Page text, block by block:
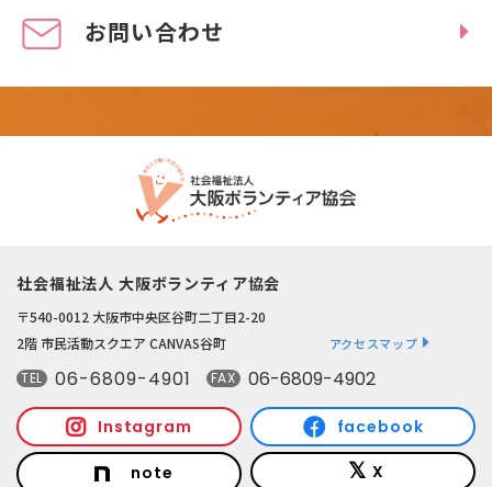
お問い合わせ
社会福祉法人 大阪ボランティア協会
〒540-0012 大阪市中央区谷町二丁目2-20
2階 市民活動スクエア CANVAS谷町
アクセスマップ
TEL 06-6809-4901 FAX 06-6809-4902
Instagram facebook
note X